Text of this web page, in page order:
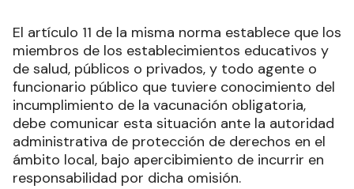
El artículo 11 de la misma norma establece que los
miembros de los establecimientos educativos y
de salud, públicos o privados, y todo agente o
funcionario público que tuviere conocimiento del
incumplimiento de la vacunación obligatoria,
debe comunicar esta situación ante la autoridad
administrativa de protección de derechos en el
ámbito local, bajo apercibimiento de incurrir en
responsabilidad por dicha omisión.